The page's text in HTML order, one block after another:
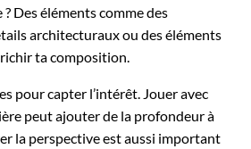
Des éléments comme des
architecturaux ou des éléments
ta composition.
pour capter l’intérêt. Jouer avec
peut ajouter de la profondeur à
la perspective est aussi important